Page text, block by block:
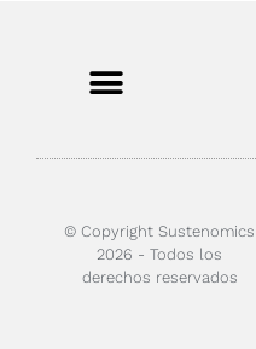
© Copyright Sustenomics
2026 - Todos los
derechos reservados